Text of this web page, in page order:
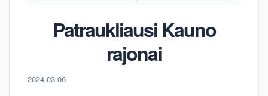
Patraukliausi Kauno
rajonai
2024-03-06